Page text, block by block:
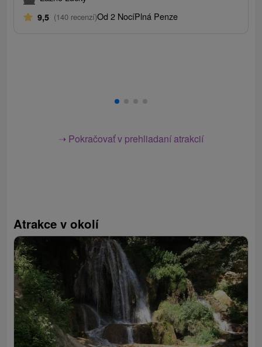
9,5 (140 recenzí)Od 2 NocíPlná Penze
➝ Pokračovať v prehliadaní atrakcií
Atrakce v okolí